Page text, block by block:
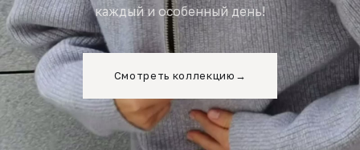
каждый и особенный день!
Смотреть коллекцию →